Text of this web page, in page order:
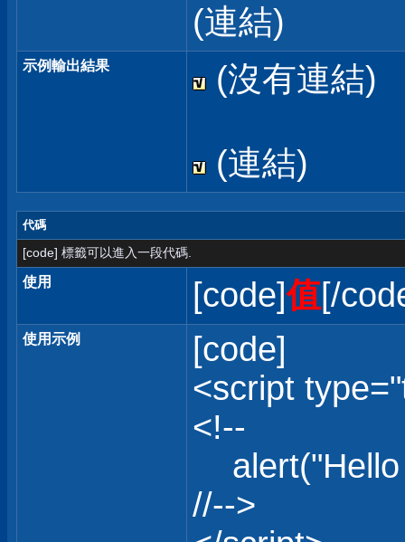
(連結)
示例輸出結果 (沒有連結)
(連結)
代碼
[code] 標籤可以進入一段代碼.
使用 [code]值[/
使用示例
[code]
<script
<!--
alert("Hello
//-->